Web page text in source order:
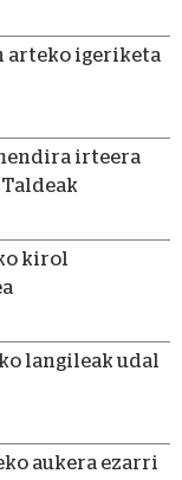
arteko igeriketa
irteera
kirol
langileak udal
aukera ezarri